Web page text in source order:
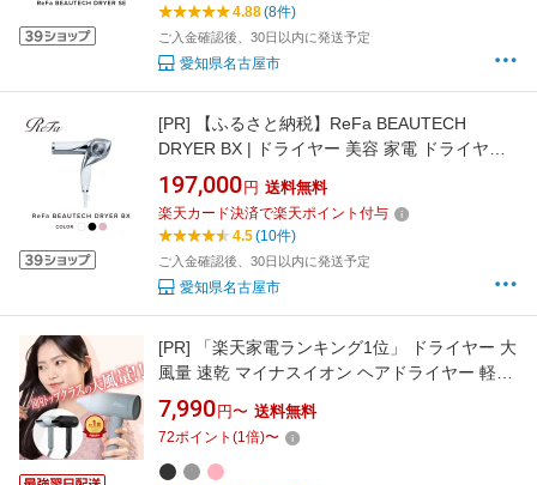
4.88(8件)
ご入金確認後、30日以内に発送予定
愛知県名古屋市
[PR]
【ふるさと納税】ReFa BEAUTECH
DRYER BX | ドライヤー 美容 家電 ドライヤー
リファ 速乾 ヘア ギフト プレゼント 送料無料
名古屋市 | 速乾 ダブルセンシング リファ ビュ
ーテック ドライヤー BX 人気 おすすめ 愛知県
名古屋市 楽天ふるさと納税
197,000 円 送料無料
楽天カード決済で楽天ポイント付与
4.5(10件)
ご入金確認後、30日以内に発送予定
愛知県名古屋市
[PR]
「楽天家電ランキング1位」 ドライヤー 大
風量 速乾 マイナスイオン ヘアドライヤー 軽い
軽量 ブースターイオンドライヤー サロンムー
ン ギフト プレゼント
7,990 円〜 送料無料
72ポイント (1倍)〜